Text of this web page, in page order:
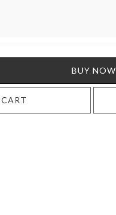
BUY NOW
CART